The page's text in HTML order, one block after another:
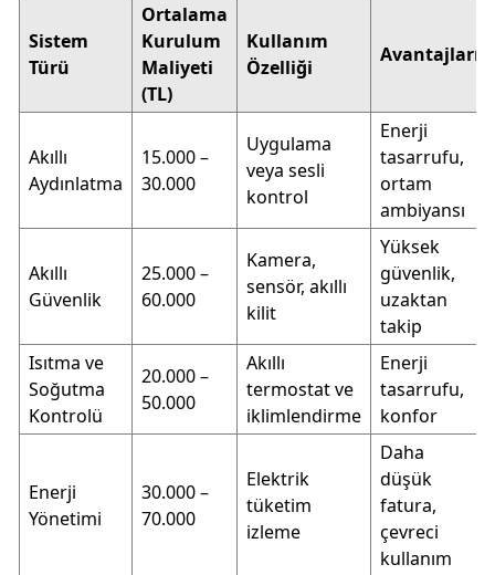
Sistem
Türü
Ortalama
Kurulum
Maliyeti
(TL)
Kullanım
Özelliği
Avantajları
Akıllı
Aydınlatma
15.000 –
30.000
Uygulama
veya sesli
kontrol
Enerji
tasarrufu,
ortam
ambiyansı
Akıllı
Güvenlik
25.000 –
60.000
Kamera,
sensör, akıllı
kilit
Yüksek
güvenlik,
uzaktan
takip
Isıtma ve
Soğutma
Kontrolü
20.000 –
50.000
Akıllı
termostat ve
iklimlendirme
Enerji
tasarrufu,
konfor
Enerji
Yönetimi
30.000 –
70.000
Elektrik
tüketim
izleme
Daha
düşük
fatura,
çevreci
kullanım